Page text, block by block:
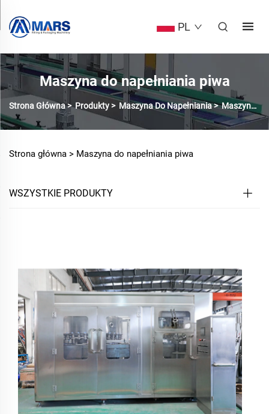
PL
Maszyna do napełniania piwa
Strona Główna>Produkty > Maszyna Do Napełniania>Maszyna Do Napuszczania Piwa
Strona główna > Maszyna do napełniania piwa
WSZYSTKIE PRODUKTY